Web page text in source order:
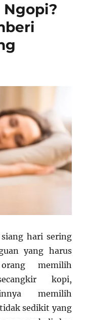
Ngopi?
hari sering
yang harus
memilih
kopi,
memilih
sedikit yang